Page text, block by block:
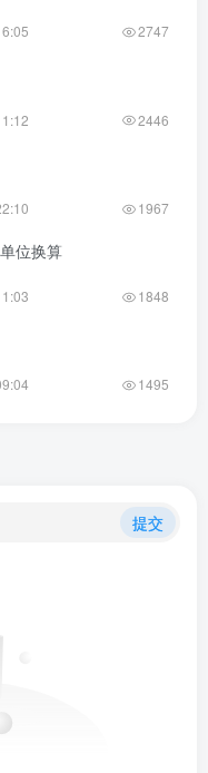
2747
2446
1967
位换算
1848
1495
提交